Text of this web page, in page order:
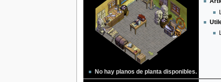
No hay planos de planta disponibles.